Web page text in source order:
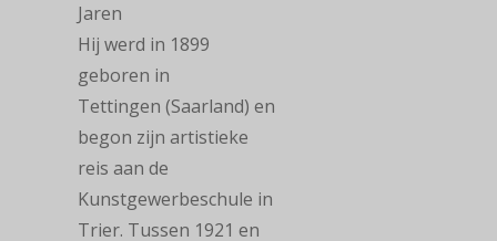
Jaren
Hij werd in 1899
geboren in
Tettingen (Saarland) en
begon zijn artistieke
reis aan de
Kunstgewerbeschule in
Trier. Tussen 1921 en